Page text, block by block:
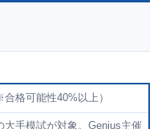
格可能性40%以上）
手模試が対象。Genius主催